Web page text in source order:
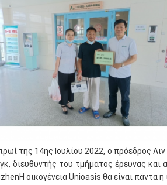
της 14ης Ιουλίου 2022, ο πρόεδρος
διευθυντής του τμήματος έρευνας
οικογένεια Unioasis θα είναι πάντα